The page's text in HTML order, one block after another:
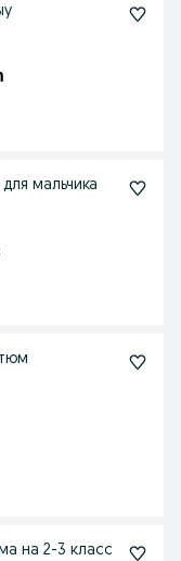
мальчика
на 2-3 класс